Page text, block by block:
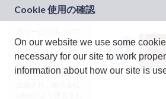
ドコモグループの新
規事業創出プログラ
ム「docomo
STARTUP」を通じて
On our website we use some
necessary for our site to work
information about how our site is